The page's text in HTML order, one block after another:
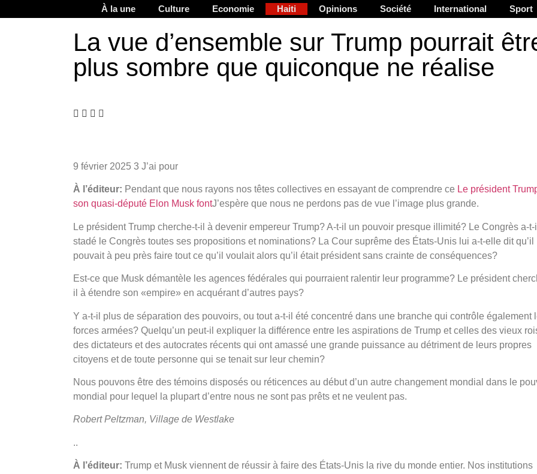
À la une Culture Economie Haiti Opinions Société International Sport
La vue d’ensemble sur Trump pourrait
plus sombre que quiconque ne réalise
9 février 2025 3 J’ai pour
À l’éditeur: Pendant que nous rayons nos têtes collectives en essayant de comprendre ce Le président
son quasi-député Elon Musk fontJ’espère que nous ne perdons pas de vue l’image plus grande.
Le président Trump cherche-t-il à devenir empereur Trump? A-t-il un pouvoir presque illimité? Le Congrès a-t-
stadé le Congrès toutes ses propositions et nominations? La Cour suprême des États-Unis lui a-t-elle dit qu’il
pouvait à peu près faire tout ce qu’il voulait alors qu’il était président sans crainte de conséquences?
Est-ce que Musk démantèle les agences fédérales qui pourraient ralentir leur programme? Le président
il à étendre son «empire» en acquérant d’autres pays?
Y a-t-il plus de séparation des pouvoirs, ou tout a-t-il été concentré dans une branche qui contrôle également
forces armées? Quelqu’un peut-il expliquer la différence entre les aspirations de Trump et celles des vieux
des dictateurs et des autocrates récents qui ont amassé une grande puissance au détriment de leurs propres
citoyens et de toute personne qui se tenait sur leur chemin?
Nous pouvons être des témoins disposés ou réticences au début d’un autre changement mondial dans le
mondial pour lequel la plupart d’entre nous ne sont pas prêts et ne veulent pas.
Robert Peltzman, Village de Westlake
..
À l’éditeur: Trump et Musk viennent de réussir à faire des États-Unis la rive du monde entier. Nos institutions